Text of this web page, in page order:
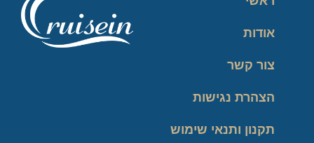
אודות
צור קשר
הצהרת נגישות
תקנון ותנאי שימוש